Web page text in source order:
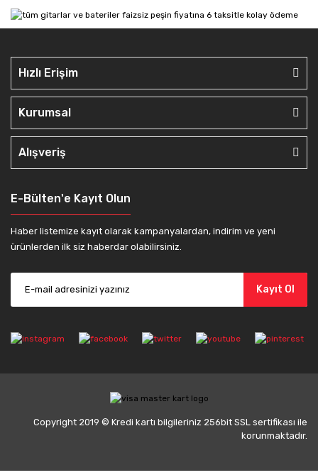
Hızlı Erişim
Kurumsal
Alışveriş
E-Bülten'e Kayıt Olun
Haber listemize kayıt olarak kampanyalardan, indirim ve yeni
ürünlerden ilk siz haberdar olabilirsiniz.
Kayıt Ol
Copyright 2019 © Kredi kartı bilgileriniz 256bit SSL sertifikası ile
korunmaktadır.